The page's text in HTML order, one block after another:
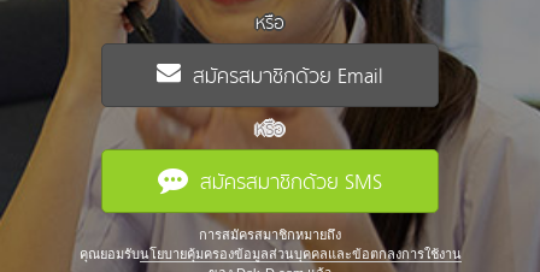
หรือ
สมัครสมาชิกด้วย Email
หรือ
สมัครสมาชิกด้วย SMS
การสมัครสมาชิกหมายถึง
คุณยอมรับนโยบายคุ้มครองข้อมูลส่วนบุคคลและข้อตกลงการใช้งาน